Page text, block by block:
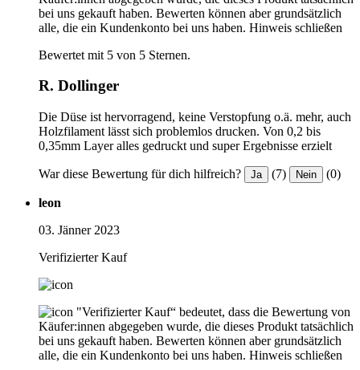
bei uns gekauft haben. Bewerten können aber grundsätzlich
alle, die ein Kundenkonto bei uns haben. Hinweis schließen
Bewertet mit 5 von 5 Sternen.
R. Dollinger
Die Düse ist hervorragend, keine Verstopfung o.ä. mehr, auch
Holzfilament lässt sich problemlos drucken. Von 0,2 bis
0,35mm Layer alles gedruckt und super Ergebnisse erzielt
War diese Bewertung für dich hilfreich? Ja (7) Nein (0)
leon
03. Jänner 2023
Verifizierter Kauf
"Verifizierter Kauf“ bedeutet, dass die Bewertung von
Käufer:innen abgegeben wurde, die dieses Produkt tatsächlich
bei uns gekauft haben. Bewerten können aber grundsätzlich
alle, die ein Kundenkonto bei uns haben. Hinweis schließen